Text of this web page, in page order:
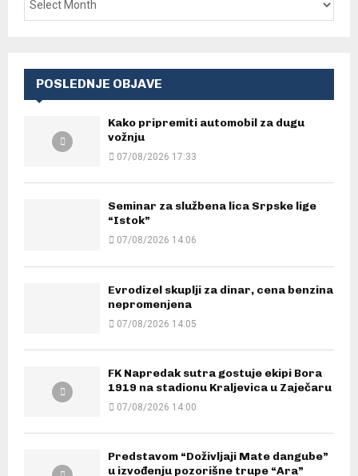
POSLEDNJE OBJAVE
Kako pripremiti automobil za dugu
vožnju
07/08/2026 17:33
Seminar za službena lica Srpske lige
“Istok”
07/08/2026 14:06
Evrodizel skuplji za dinar, cena benzina
nepromenjena
07/08/2026 14:05
FK Napredak sutra gostuje ekipi Bora
1919 na stadionu Kraljevica u Zaječaru
07/08/2026 14:00
Predstavom “Doživljaji Mate dangube”
u izvođenju pozorišne trupe “Ara”